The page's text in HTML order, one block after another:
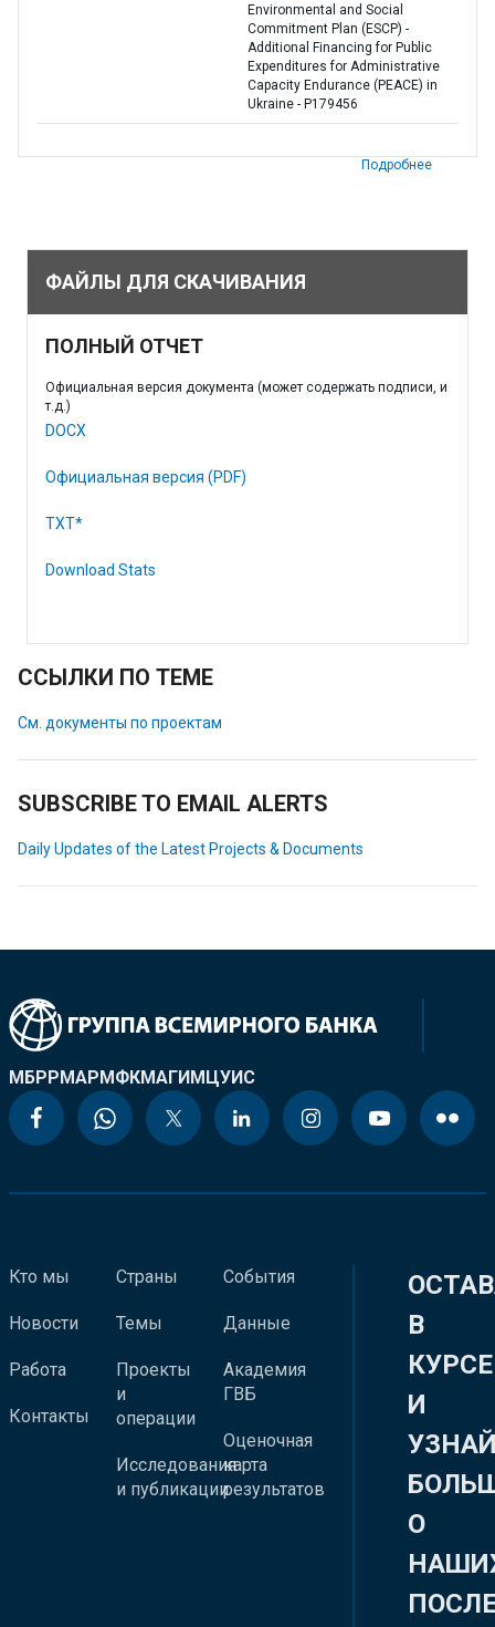
Environmental and Social
Commitment Plan (ESCP) -
Additional Financing for Public
Expenditures for Administrative
Capacity Endurance (PEACE) in
Ukraine - P179456
Подробнее
ФАЙЛЫ ДЛЯ СКАЧИВАНИЯ
ПОЛНЫЙ ОТЧЕТ
Официальная версия документа (может содержать подписи, и
т.д.)
DOCX
Официальная версия (PDF)
TXT*
Download Stats
ССЫЛКИ ПО ТЕМЕ
См. документы по проектам
SUBSCRIBE TO EMAIL ALERTS
Daily Updates of the Latest Projects & Documents
МБРРМАРМФКМАГИМЦУИС
Кто мы
Новости
Работа
Контакты
Страны
Темы
Проекты
и
операции
Исследования
и публикации
События
Данные
Академия
ГВБ
Оценочная
карта
результатов
В
КУРСЕ
И
О